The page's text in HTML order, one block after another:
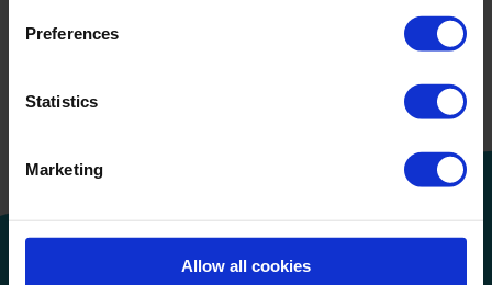
Preferences
Statistics
Marketing
Allow all cookies
Weiter lesen
Produktmanagement-Team mit